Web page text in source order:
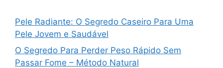
Pele Radiante: O Segredo Caseiro Para Uma
Pele Jovem e Saudável
O Segredo Para Perder Peso Rápido Sem
Passar Fome – Método Natural